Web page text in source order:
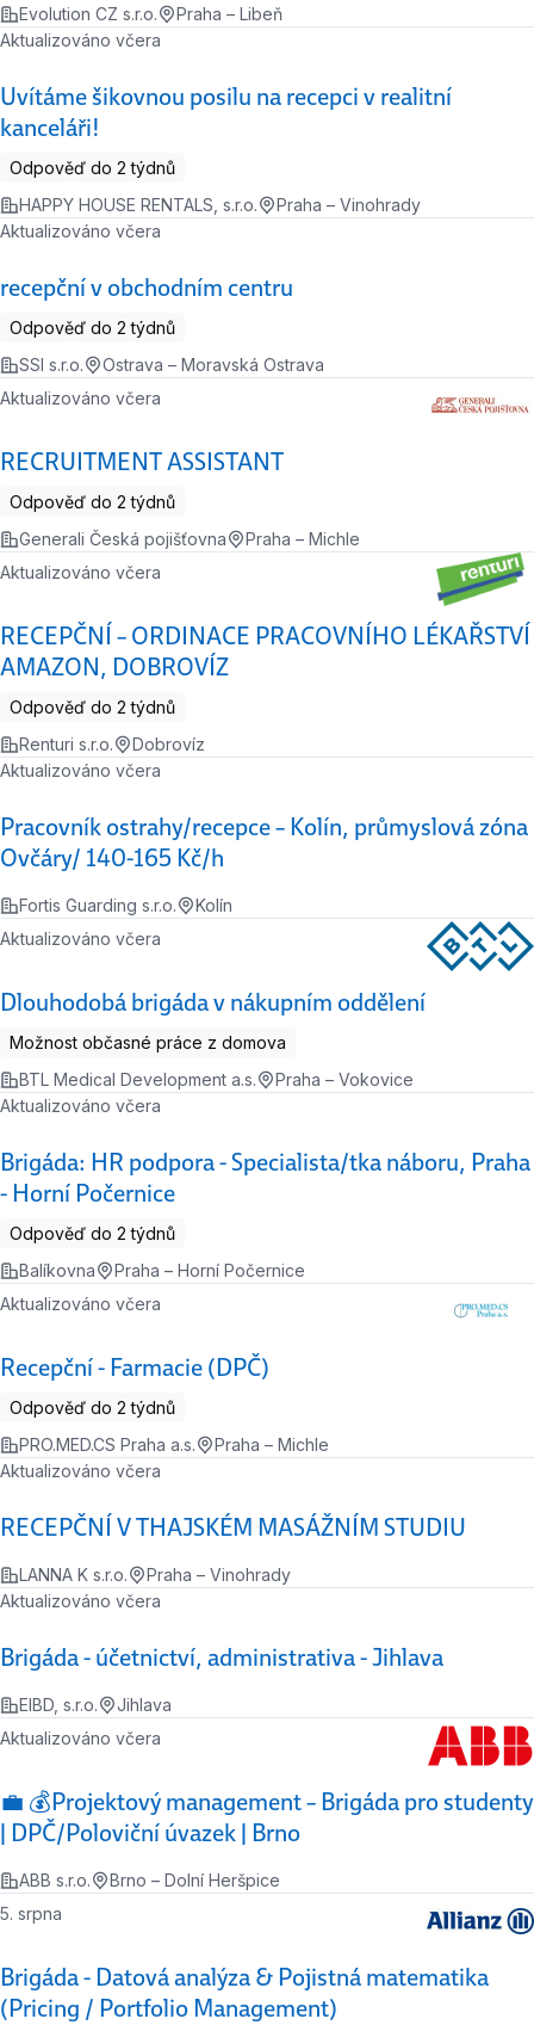
Evolution CZ s.r.o. Praha – Libeň
Uvítáme šikovnou posilu na recepci v realitní
kanceláři!
Aktualizováno včera
Odpověď do 2 týdnů
HAPPY HOUSE RENTALS, s.r.o.
Praha – Vinohrady
recepční v obchodním centru
Aktualizováno včera
Odpověď do 2 týdnů
SSI s.r.o.
Ostrava – Moravská Ostrava
RECRUITMENT ASSISTANT
Aktualizováno včera
Odpověď do 2 týdnů
Generali Česká pojišťovna
Praha – Michle
RECEPČNÍ – ORDINACE PRACOVNÍHO LÉKAŘSTVÍ
AMAZON, DOBROVÍZ
Aktualizováno včera
Odpověď do 2 týdnů
Renturi s.r.o.
Dobrovíz
Pracovník ostrahy/recepce – Kolín, průmyslová zóna
Ovčáry/ 140-165 Kč/h
Aktualizováno včera
Fortis Guarding s.r.o. Kolín
Dlouhodobá brigáda v nákupním oddělení
Aktualizováno včera
Možnost občasné práce z domova
BTL Medical Development a.s.
Praha – Vokovice
Brigáda: HR podpora - Specialista/tka náboru, Praha
- Horní Počernice
Aktualizováno včera
Odpověď do 2 týdnů
Balíkovna
Praha – Horní Počernice
Recepční - Farmacie (DPČ)
Aktualizováno včera
Odpověď do 2 týdnů
PRO.MED.CS Praha a.s.
Praha – Michle
RECEPČNÍ V THAJSKÉM MASÁŽNÍM STUDIU
Aktualizováno včera
LANNA K s.r.o. Praha – Vinohrady
Brigáda - účetnictví, administrativa - Jihlava
Aktualizováno včera
EIBD, s.r.o. Jihlava
💼 💰Projektový management – Brigáda pro studenty
| DPČ/Poloviční úvazek | Brno
Aktualizováno včera
ABB s.r.o. Brno – Dolní Heršpice
Brigáda - Datová analýza & Pojistná matematika
(Pricing / Portfolio Management)
5. srpna